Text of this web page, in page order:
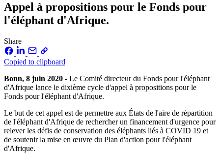
Appel à propositions pour le Fonds pour
l'éléphant d'Afrique.
Share
Copied to clipboard
Bonn, 8 juin 2020 - Le Comité directeur du Fonds pour l'éléphant
d'Afrique lance le dixième cycle d'appel à propositions pour le
Fonds pour l'éléphant d'Afrique.
Le but de cet appel est de permettre aux États de l'aire de répartition
de l'éléphant d'Afrique de rechercher un financement d'urgence pour
relever les défis de conservation des éléphants liés à COVID 19 et
de soutenir la mise en œuvre du Plan d'action pour l'éléphant
d'Afrique.